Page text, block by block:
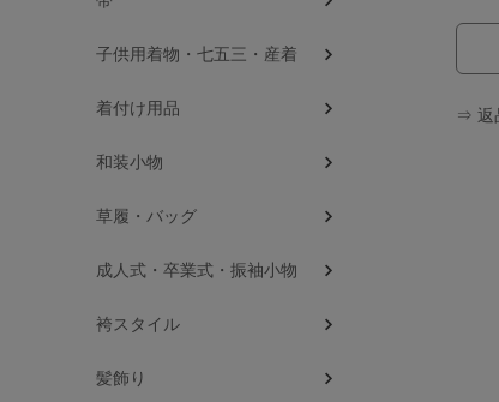
⇒ 返
子供用着物・七五三・産着
着付け用品
和装小物
草履・バッグ
成人式・卒業式・振袖小物
袴スタイル
髪飾り